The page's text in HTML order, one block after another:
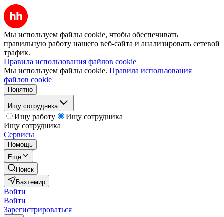
Мы используем файлы cookie, чтобы обеспечивать
правильную работу нашего веб-сайта и анализировать сетевой
трафик.
Правила использования файлов cookie
Мы используем файлы cookie. Правила использования
файлов cookie
Понятно
Ищу сотрудника
Ищу работу
Ищу сотрудника
Ищу сотрудника
Сервисы
Помощь
Ещё
Поиск
Бахтемир
Войти
Войти
Зарегистрироваться